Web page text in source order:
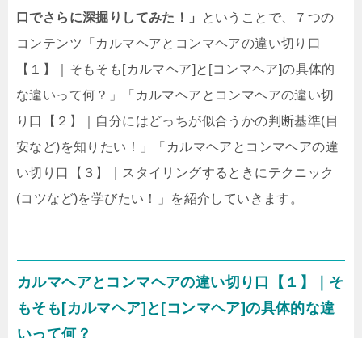
口でさらに深掘りしてみた！」
ということで、７つの
コンテンツ「カルマヘアとコンマヘアの違い切り口
【１】｜そもそも[カルマヘア]と[コンマヘア]の具体的
な違いって何？」「カルマヘアとコンマヘアの違い切
り口【２】｜自分にはどっちが似合うかの判断基準(目
安など)を知りたい！」「カルマヘアとコンマヘアの違
い切り口【３】｜スタイリングするときにテクニック
(コツなど)を学びたい！」を紹介していきます。
カルマヘアとコンマヘアの違い切り口【１】｜そ
もそも[カルマヘア]と[コンマヘア]の具体的な違
いって何？